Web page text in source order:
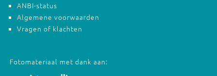
ANBI-status
Algemene voorwaarden
Vragen of klachten
Fotomateriaal met dank aan: